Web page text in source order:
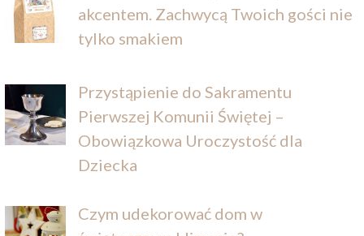
akcentem. Zachwycą Twoich gości nie
tylko smakiem
Przystąpienie do Sakramentu
Pierwszej Komunii Świętej –
Obowiązkowa Uroczystość dla
Dziecka
Czym udekorować dom w